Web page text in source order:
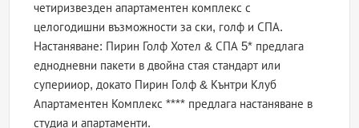
четиризвезден апартаментен комплекс с
целогодишни възможности за ски, голф и СПА.
Настаняване: Пирин Голф Хотел & СПА 5* предлага
еднодневни пакети в двойна стая стандарт или
суперииор, докато Пирин Голф & Кънтри Клуб
Апартаментен Комплекс **** предлага настаняване в
студиа и апартаменти.